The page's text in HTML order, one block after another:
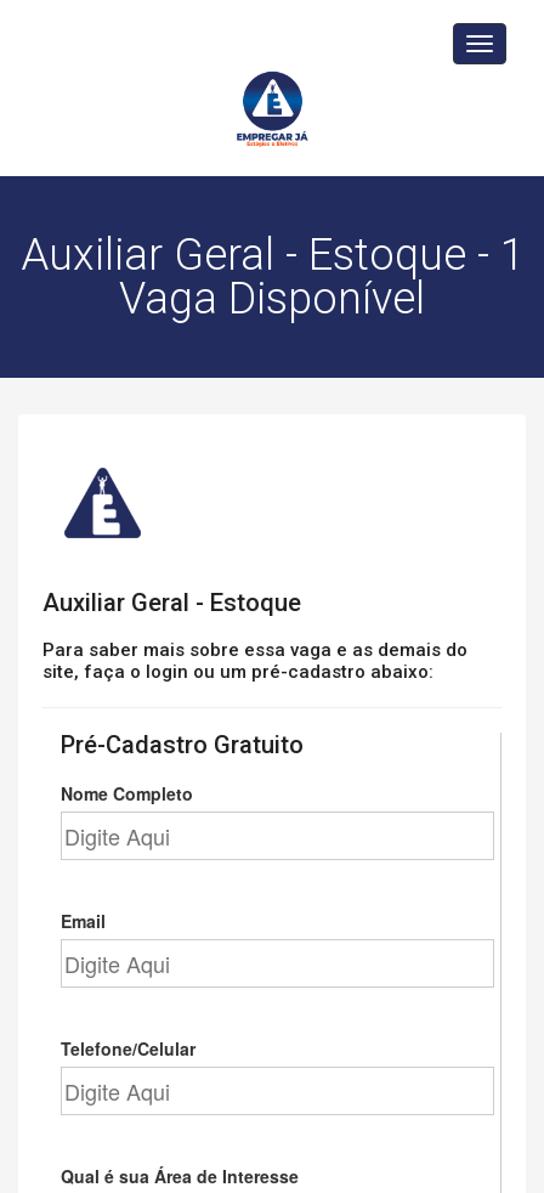
Toggle
Auxiliar Geral - Estoque - 1
Vaga Disponível
Auxiliar Geral - Estoque
Para saber mais sobre essa vaga e as demais do
site, faça o login ou um pré-cadastro abaixo:
Pré-Cadastro Gratuito
Nome Completo
Email
Telefone/Celular
Qual é sua Área de Interesse